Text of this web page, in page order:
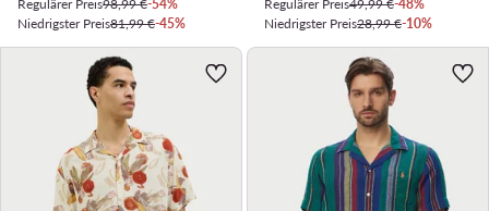
Regulärer Preis98,99 €-54%
Niedrigster Preis81,99 €-45%
Regulärer Preis49,99 €-48%
Niedrigster Preis28,99 €-10%